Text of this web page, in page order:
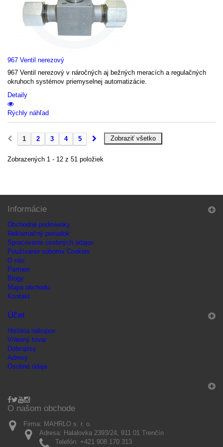
967 Ventil nerezový
967 Ventil nerezový v náročných aj bežných meracích a regulačných
okruhoch systémov priemyselnej automatizácie.
Detaily
Rýchly náhľad
Zobraziť všetko
1 2 3 4 5
Zobrazených 1 - 12 z 51 položiek
Informácie
Obchodné podmienky
Reklamačný poriadok
Spracovanie osobných údajov
Používanie súborov Cookies
O nás
Partneri
Blogy
Mapa obchodu
Kontakt
Účet
História nákupov
Vrátený tovar
Dobropisy
Adresy
Osobné údaje
O našom obchode
Firma: MAHRLO s. r. o.
Adresa: Halalovka 2393/24, 911 01 Trenčín
Telefón: +421 908 170 313